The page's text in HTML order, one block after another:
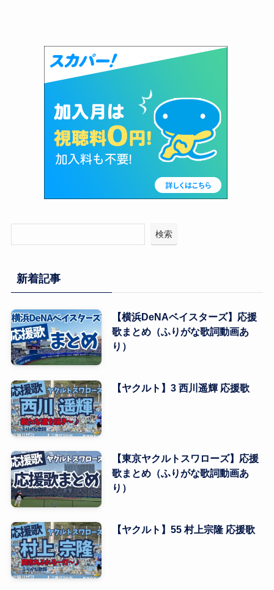
検索
新着記事
【横浜DeNAベイスターズ】応援
歌まとめ（ふりがな歌詞動画あ
り）
【ヤクルト】3 西川遥輝 応援歌
【東京ヤクルトスワローズ】応援
歌まとめ（ふりがな歌詞動画あ
り）
【ヤクルト】55 村上宗隆 応援歌